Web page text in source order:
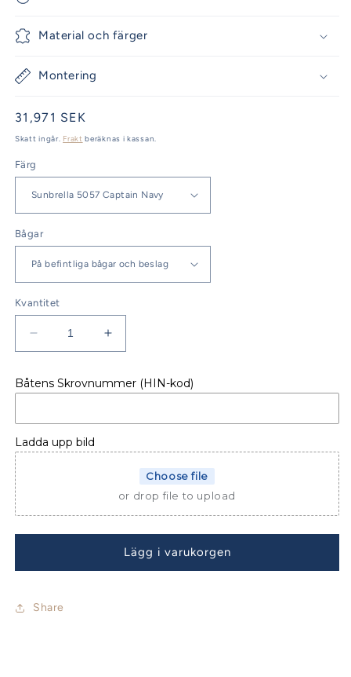
Material och färger
Montering
Ordinarie
pris
31,971 SEK
Skatt ingår. Frakt beräknas i kassan.
Färg
Bågar
Kvantitet
Minska
kvantitet
Beneteau
48
Sprayhood
Öka
kvantitet
Beneteau
48
Båtens Skrovnummer (HIN-kod)
Ladda upp bild
Choose file
or drop file to upload
Lägg i varukorgen
Share